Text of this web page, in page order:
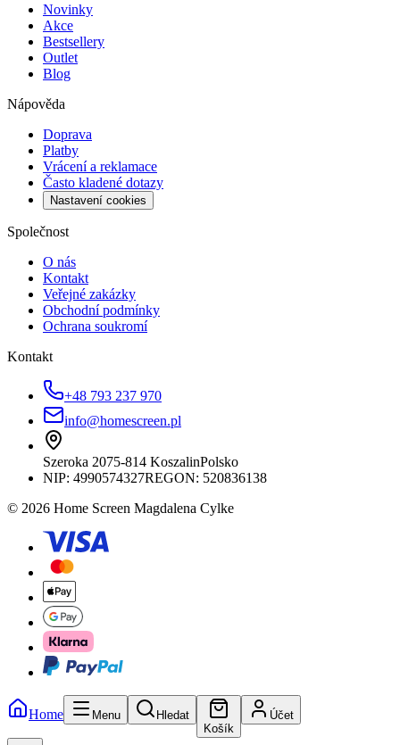
Novinky
Akce
Bestsellery
Outlet
Blog
Nápověda
Doprava
Platby
Vrácení a reklamace
Často kladené dotazy
Nastavení cookies
Společnost
O nás
Kontakt
Veřejné zakázky
Obchodní podmínky
Ochrana soukromí
Kontakt
+48 793 237 970
info@homescreen.pl
Szeroka 2075-814 KoszalinPolsko
NIP: 4990574327REGON: 520836138
© 2026 Home Screen Magdalena Cylke
Home Menu
Hledat
Košík
Účet